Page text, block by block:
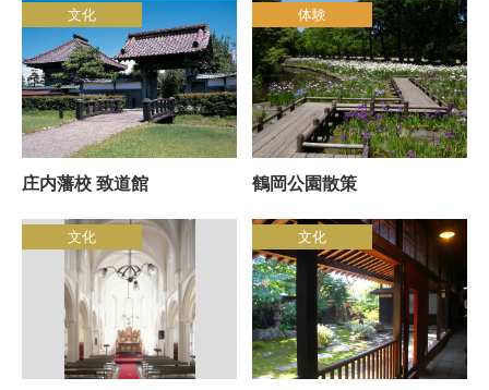
文化
庄内藩校 致道館
体験
鶴岡公園散策
文化 文化